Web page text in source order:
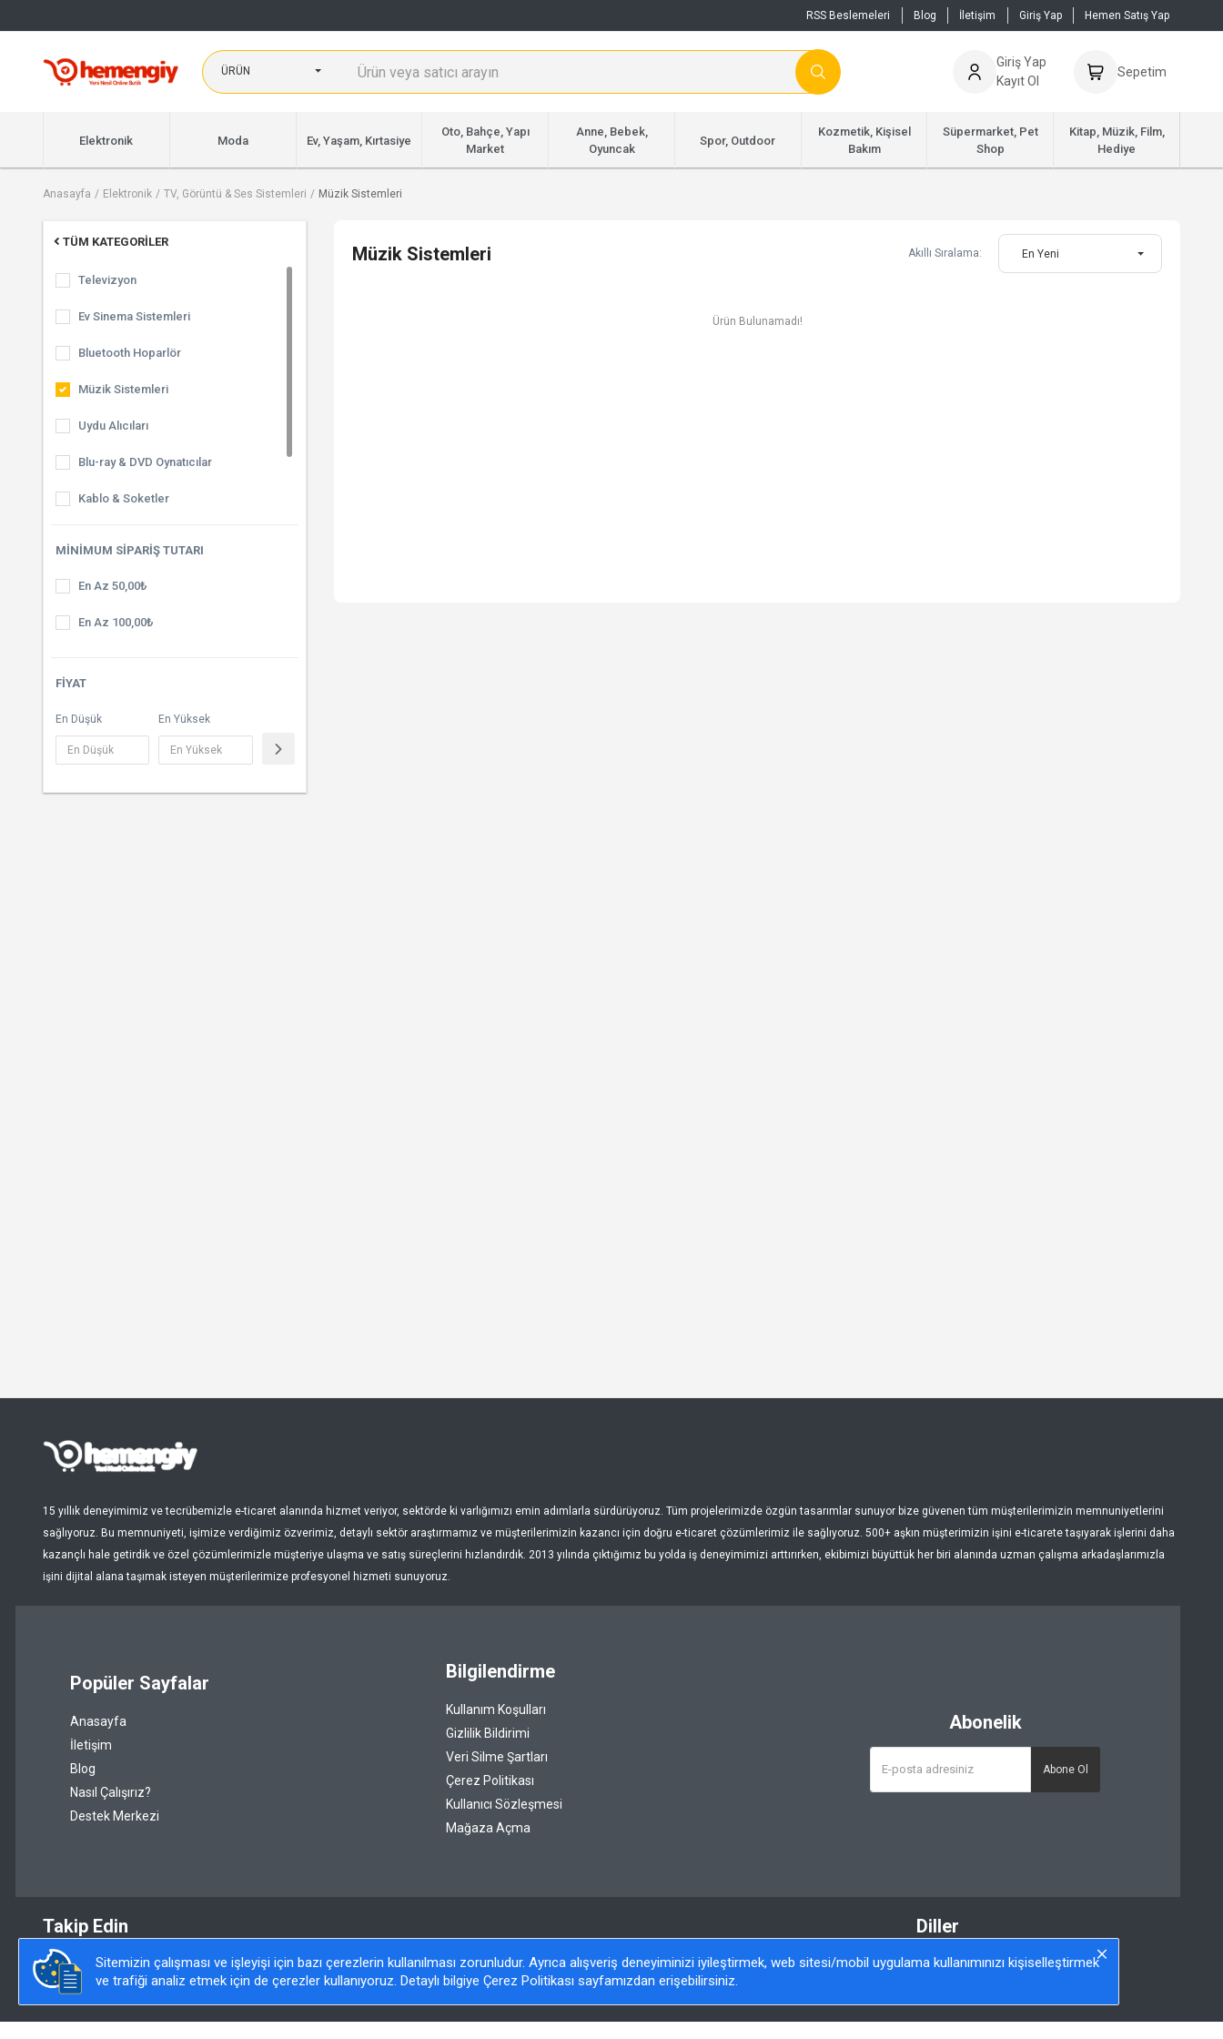
RSS Beslemeleri Blog İletişim Giriş Yap Hemen Satış Yap
ÜRÜN
Giriş Yap
Kayıt Ol
Sepetim
Elektronik Moda Ev, Yaşam, Kırtasiye
Oto, Bahçe, Yapı
Market
Anne, Bebek,
Oyuncak
Spor, Outdoor
Kozmetik, Kişisel
Bakım
Süpermarket, Pet
Shop
Kitap, Müzik, Film,
Hediye
Anasayfa Elektronik TV, Görüntü & Ses Sistemleri Müzik Sistemleri
TÜM KATEGORILER
Televizyon
Ev Sinema Sistemleri
Bluetooth Hoparlör
Müzik Sistemleri
Uydu Alıcıları
Blu-ray & DVD Oynatıcılar
Kablo & Soketler
MINIMUM SIPARIŞ TUTARI
En Az 50,00₺
En Az 100,00₺
FIYAT
En Düşük En Yüksek
Müzik Sistemleri Akıllı Sıralama: En Yeni
Ürün Bulunamadı!
15 yıllık deneyimimiz ve tecrübemizle e-ticaret alanında hizmet veriyor, sektörde ki varlığımızı emin adımlarla sürdürüyoruz. Tüm projelerimizde özgün tasarımlar sunuyor bize güvenen tüm müşterilerimizin memnuniyetlerini
sağlıyoruz. Bu memnuniyeti, işimize verdiğimiz özverimiz, detaylı sektör araştırmamız ve müşterilerimizin kazancı için doğru e-ticaret çözümlerimiz ile sağlıyoruz. 500+ aşkın müşterimizin işini e-ticarete taşıyarak işlerini daha
kazançlı hale getirdik ve özel çözümlerimizle müşteriye ulaşma ve satış süreçlerini hızlandırdık. 2013 yılında çıktığımız bu yolda iş deneyimimizi arttırırken, ekibimizi büyüttük her biri alanında uzman çalışma arkadaşlarımızla
işini dijital alana taşımak isteyen müşterilerimize profesyonel hizmeti sunuyoruz.
Popüler Sayfalar
Anasayfa
İletişim
Blog
Nasıl Çalışırız?
Destek Merkezi
Bilgilendirme
Kullanım Koşulları
Gizlilik Bildirimi
Veri Silme Şartları
Çerez Politikası
Kullanıcı Sözleşmesi
Mağaza Açma
Abonelik
Abone Ol
Takip Edin Diller
Türkçe
Sitemizin çalışması ve işleyişi için bazı çerezlerin kullanılması zorunludur. Ayrıca alışveriş deneyiminizi iyileştirmek, web sitesi/mobil uygulama kullanımınızı kişiselleştirmek
ve trafiği analiz etmek için de çerezler kullanıyoruz. Detaylı bilgiye Çerez Politikası sayfamızdan erişebilirsiniz.